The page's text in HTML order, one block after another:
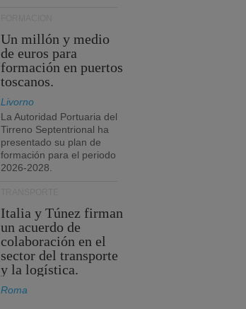
Un millón y medio
de euros para
formación en puertos
toscanos.
Livorno
La Autoridad Portuaria del
Tirreno Septentrional ha
presentado su plan de
formación para el periodo
2026-2028.
Italia y Túnez firman
un acuerdo de
colaboración en el
sector del transporte
y la logística.
Roma